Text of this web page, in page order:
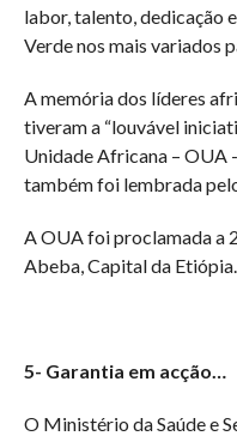
labor, talento, dedicação
Verde nos mais variados
A memória dos líderes
tiveram a “louvável
Unidade Africana – OUA
também foi lembrada
A OUA foi proclamada a
Abeba, Capital da Etiópia.
5- Garantia em acção…
O Ministério da Saúde e